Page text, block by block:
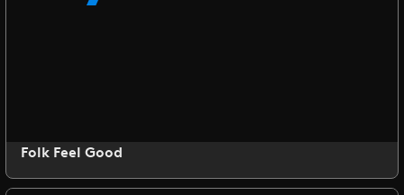
Folk Feel Good